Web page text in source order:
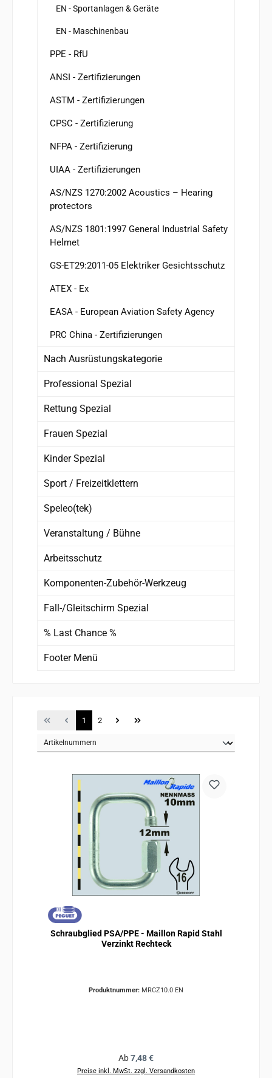
EN - Sportanlagen & Geräte
EN - Maschinenbau
PPE - RfU
ANSI - Zertifizierungen
ASTM - Zertifizierungen
CPSC - Zertifizierung
NFPA - Zertifizierung
UIAA - Zertifizierungen
AS/NZS 1270:2002 Acoustics – Hearing
protectors
AS/NZS 1801:1997 General Industrial Safety
Helmet
GS-ET29:2011-05 Elektriker Gesichtsschutz
ATEX - Ex
EASA - European Aviation Safety Agency
PRC China - Zertifizierungen
Nach Ausrüstungskategorie
Professional Spezial
Rettung Spezial
Frauen Spezial
Kinder Spezial
Sport / Freizeitklettern
Speleo(tek)
Veranstaltung / Bühne
Arbeitsschutz
Komponenten-Zubehör-Werkzeug
Fall-/Gleitschirm Spezial
% Last Chance %
Footer Menü
Seite
1 Seite
2
Schraubglied PSA/PPE - Maillon Rapid Stahl
Verzinkt Rechteck
Produktnummer: MRCZ10.0 EN
Regulärer Preis:
Ab7,48 €
Preise inkl. MwSt. zzgl. Versandkosten